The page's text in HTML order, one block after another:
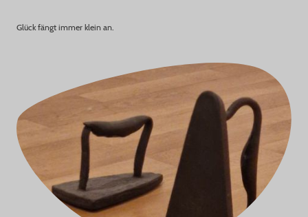
Glück fängt immer klein an.